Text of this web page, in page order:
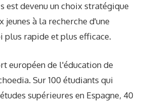
est devenu un choix stratégique
jeunes à la recherche d'une
rapide et plus efficace.
européen de l'éducation de
Sur 100 étudiants qui
supérieures en Espagne, 40